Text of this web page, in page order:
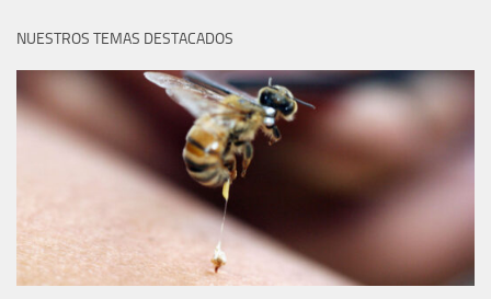
NUESTROS TEMAS DESTACADOS